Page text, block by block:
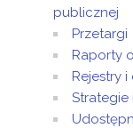
publicznej
Przetargi
Raporty
Rejestry
Strategie